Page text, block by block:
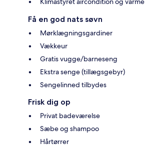
Få en god nats søvn
Mørklægningsgardiner
Vækkeur
Gratis vugge/barneseng
Ekstra senge (tillægsgebyr)
Sengelinned tilbydes
Frisk dig op
Privat badeværelse
Sæbe og shampoo
Hårtørrer